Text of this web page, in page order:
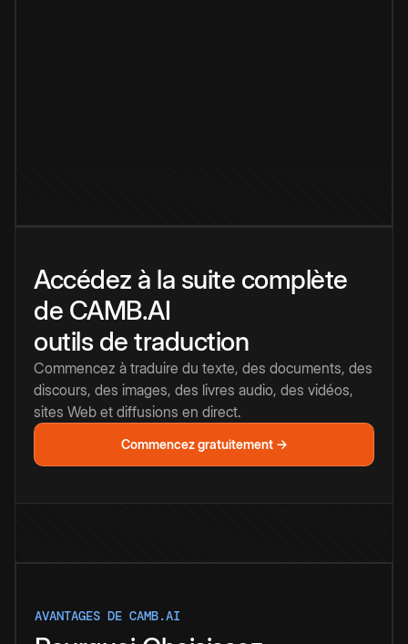
Accédez à la suite complète
de CAMB.AI
outils de traduction
Commencez à traduire du texte, des documents, des
discours, des images, des livres audio, des vidéos,
sites Web et diffusions en direct.
Commencez gratuitement →
AVANTAGES DE CAMB.AI